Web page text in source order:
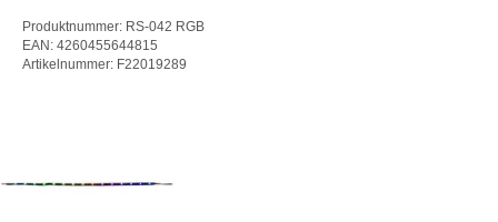
Produktnummer: RS-042 RGB
EAN: 4260455644815
Artikelnummer: F22019289